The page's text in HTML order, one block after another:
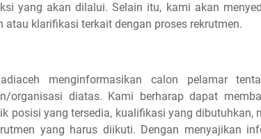
yang akan dilalui. Selain itu, kami akan
atau klarifikasi terkait dengan proses rekrutmen.
menginformasikan calon pelamar
organisasi diatas. Kami berharap dapat
posisi yang tersedia, kualifikasi yang dibutuhkan,
yang harus diikuti. Dengan menyajikan